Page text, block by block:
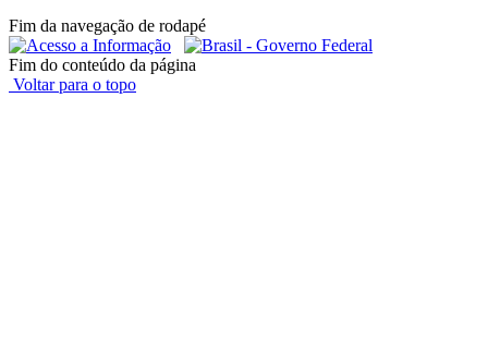
Fim da navegação de rodapé
Fim do conteúdo da página
Voltar para o topo